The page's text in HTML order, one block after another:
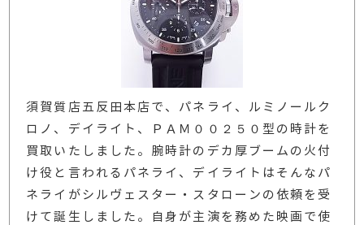
須賀質店五反田本店で、パネライ、ルミノールク
ロノ、デイライト、ＰＡＭ００２５０型の時計を
買取いたしました。腕時計のデカ厚ブームの火付
け役と言われるパネライ、デイライトはそんなパ
ネライがシルヴェスター・スタローンの依頼を受
けて誕生しました。自身が主演を務めた映画で使